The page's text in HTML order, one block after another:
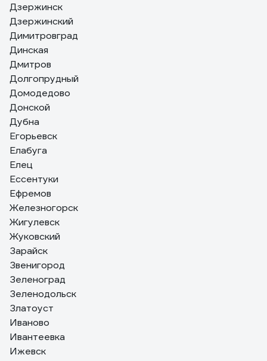
Дзержинск
Дзержинский
Димитровград
Динская
Дмитров
Долгопрудный
Домодедово
Донской
Дубна
Егорьевск
Елабуга
Елец
Ессентуки
Ефремов
Железногорск
Жигулевск
Жуковский
Зарайск
Звенигород
Зеленоград
Зеленодольск
Златоуст
Иваново
Ивантеевка
Ижевск